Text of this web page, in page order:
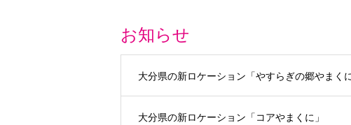
お知らせ
大分県の新ロケーション「やすらぎの郷やまくに
大分県の新ロケーション「コアやまくに」